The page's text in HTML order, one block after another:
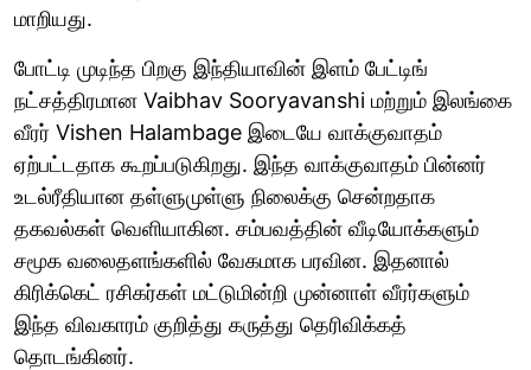
மாறியது.
போட்டி முடிந்த பிறகு இந்தியாவின் இளம் பேட்டிங்
நட்சத்திரமான Vaibhav Sooryavanshi மற்றும் இலங்கை
வீரர் Vishen Halambage இடையே வாக்குவாதம்
ஏற்பட்டதாக கூறப்படுகிறது. இந்த வாக்குவாதம் பின்னர்
உடல்ரீதியான தள்ளுமுள்ளு நிலைக்கு சென்றதாக
தகவல்கள் வெளியாகின. சம்பவத்தின் வீடியோக்களும்
சமூக வலைதளங்களில் வேகமாக பரவின. இதனால்
கிரிக்கெட் ரசிகர்கள் மட்டுமின்றி முன்னாள் வீரர்களும்
இந்த விவகாரம் குறித்து கருத்து தெரிவிக்கத்
தொடங்கினர்.